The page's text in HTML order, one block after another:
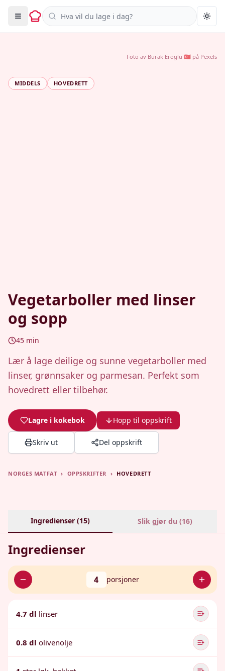
Søk i oppskrifter
MIDDELS HOVEDRETT
Vegetarboller med linser
og sopp
45 min
Lær å lage deilige og sunne vegetarboller med
linser, grønnsaker og parmesan. Perfekt som
hovedrett eller tilbehør.
Lagre i kokebok Hopp til oppskrift
Skriv ut Del oppskrift
Foto av Burak Eroglu 🇹🇷 på Pexels
NORGES MATFAT › OPPSKRIFTER › HOVEDRETT
Ingredienser (15) Slik gjør du (16)
Ingredienser
4 porsjoner
4.7 dl linser
0.8 dl olivenolje